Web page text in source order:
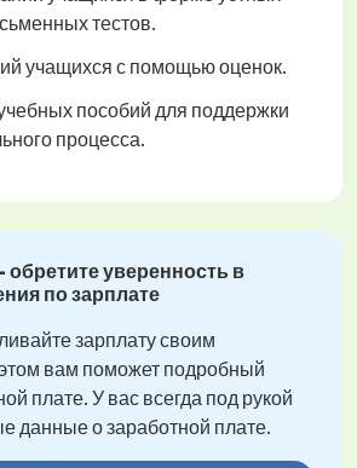
тестов.
учащихся с помощью оценок.
пособий для поддержки
процесса.
уверенность в
по зарплате
зарплату своим
вам поможет подробный
плате. У вас всегда под рукой
данные о заработной плате.